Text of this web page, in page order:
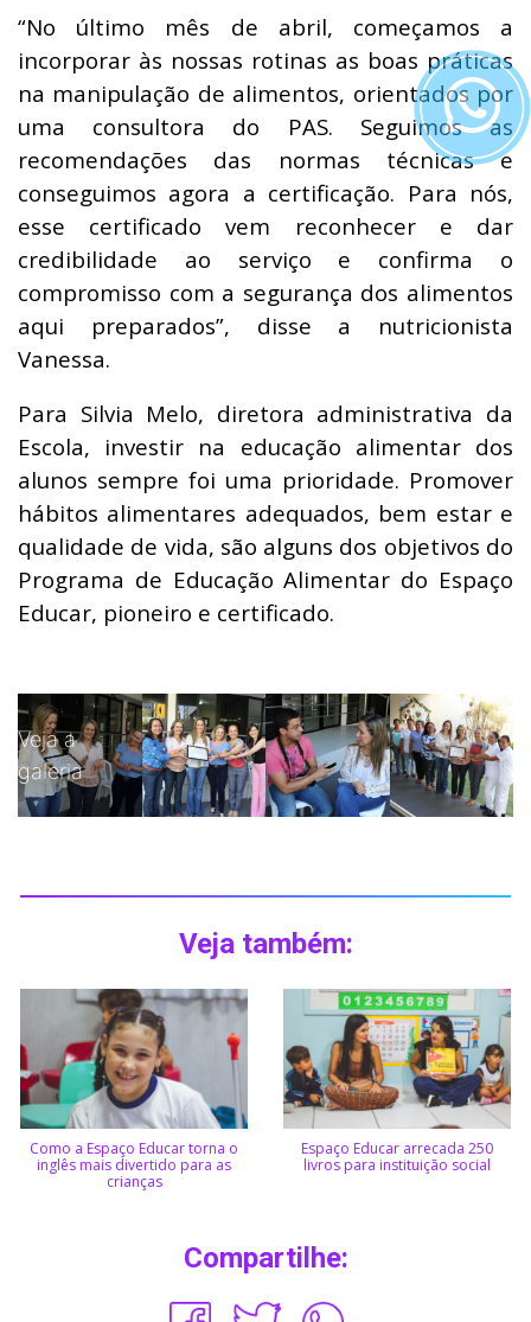
“No último mês de abril, começamos a
incorporar às nossas rotinas as boas práticas
na manipulação de alimentos, orientados por
uma consultora do PAS. Seguimos as
recomendações das normas técnicas e
conseguimos agora a certificação. Para nós,
esse certificado vem reconhecer e dar
credibilidade ao serviço e confirma o
compromisso com a segurança dos alimentos
aqui preparados”, disse a nutricionista
Vanessa.
Para Silvia Melo, diretora administrativa da
Escola, investir na educação alimentar dos
alunos sempre foi uma prioridade. Promover
hábitos alimentares adequados, bem estar e
qualidade de vida, são alguns dos objetivos do
Programa de Educação Alimentar do Espaço
Educar, pioneiro e certificado.
Veja a
galeria
Veja também:
Como a Espaço Educar torna o
inglês mais divertido para as
crianças
Espaço Educar arrecada 250
livros para instituição social
Compartilhe: